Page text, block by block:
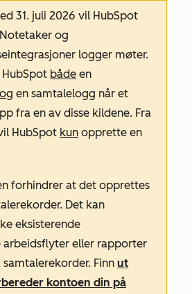
31. juli 2026 vil HubSpot
og
logger møter.
både en
og en samtalelogg når et
fra en av disse kildene. Fra
HubSpot kun opprette en
forhindrer at det opprettes
Det kan
eksisterende
arbeidsflyter eller rapporter
Finn ut
kontoen din på